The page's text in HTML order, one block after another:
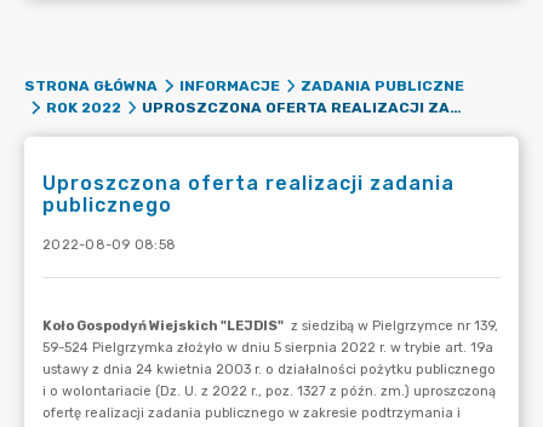
STRONA GŁÓWNA INFORMACJE
ZADANIA PUBLICZNE
ROK 2022
UPROSZCZONA OFERTA REALIZACJI ZADANIA PUBLICZNEGO
Uproszczona oferta realizacji zadania
publicznego
2022-08-09 08:58